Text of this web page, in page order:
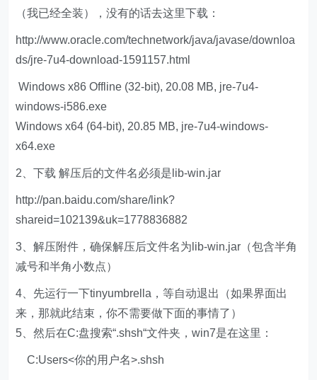
（我已经全装），没有的话去这里下载：
http://www.oracle.com/technetwork/java/javase/downloa
ds/jre-7u4-download-1591157.html
Windows x86 Offline (32-bit), 20.08 MB, jre-7u4-
windows-i586.exe
Windows x64 (64-bit), 20.85 MB, jre-7u4-windows-
x64.exe
2、下载 解压后的文件名必须是lib-win.jar
http://pan.baidu.com/share/link?
shareid=102139&uk=1778836882
3、解压附件，确保解压后文件名为lib-win.jar（包含半角
减号和半角小数点）
4、先运行一下tinyumbrella，等自动退出（如果界面出
来，那就此结束，你不需要做下面的事情了）
5、然后在C:盘搜索“.shsh“文件夹，win7是在这里：
C:Users<你的用户名>.shsh